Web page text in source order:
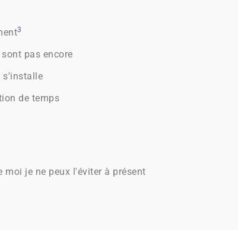
3
pas encore
s'installe
de temps
moi je ne peux l'éviter à présent